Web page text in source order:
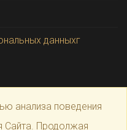
данныхг
анализа поведения
Сайта. Продолжая